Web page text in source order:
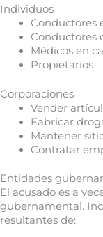
Individuos
Conductores
Conductores
Médicos en
Propietarios
Corporaciones
Vender
Fabricar
Mantener
Contratar
Entidades
El acusado es a
gubernamental.
resultantes de: